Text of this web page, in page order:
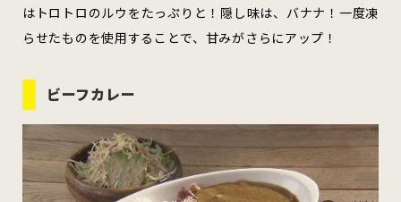
八戸市
ホーム
はトロトロのルウをたっぷりと！隠し味は、バナナ！一度凍
らせたものを使用することで、甘みがさらにアップ！
ビーフカレー